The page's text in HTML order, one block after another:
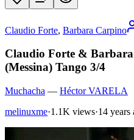
Claudio Forte, Barbara Carpino
Claudio Forte &
(Messina) Tango 3/4
Muchacha — Héctor VARELA
melinuxme·1.1K views·14 years